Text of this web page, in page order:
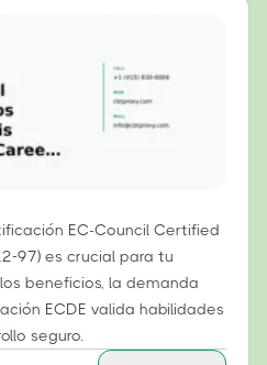
EC-Council Certified
97) es crucial para tu
beneficios, la demanda
ECDE valida habilidades
seguro.